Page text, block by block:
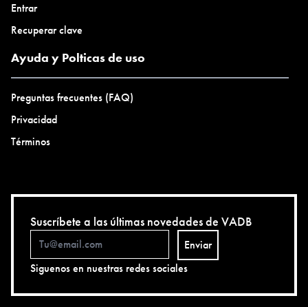
Entrar
Recuperar clave
Ayuda y Polticas de uso
Preguntas frecuentes (FAQ)
Privacidad
Términos
Suscríbete a las últimas novedades de VADB
Enviar
Siguenos en nuestras redes sociales